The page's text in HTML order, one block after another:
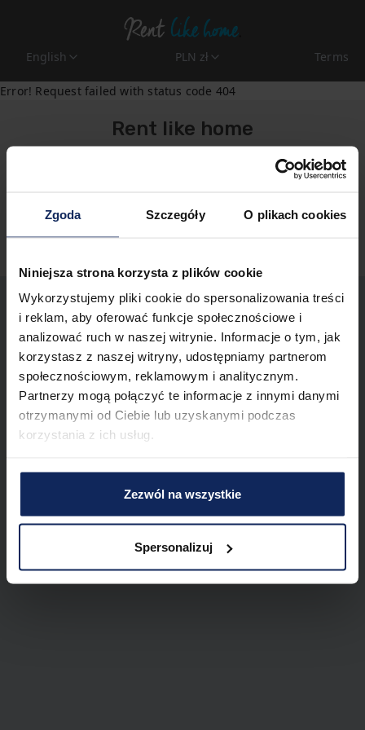
Zgoda Szczegóły O plikach cookies
Niniejsza strona korzysta z plików cookie
Wykorzystujemy pliki cookie do spersonalizowania treści
i reklam, aby oferować funkcje społecznościowe i
analizować ruch w naszej witrynie. Informacje o tym, jak
korzystasz z naszej witryny, udostępniamy partnerom
społecznościowym, reklamowym i analitycznym.
Partnerzy mogą połączyć te informacje z innymi danymi
otrzymanymi od Ciebie lub uzyskanymi podczas
korzystania z ich usług.
Zezwól na wszystkie
Spersonalizuj
English PLN zł Terms
Error! Request failed with status code 404
Rent like home